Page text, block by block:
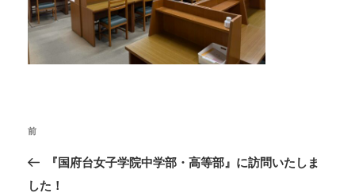
前
『国府台女子学院中学部・高等部』に訪問いたしま
した！